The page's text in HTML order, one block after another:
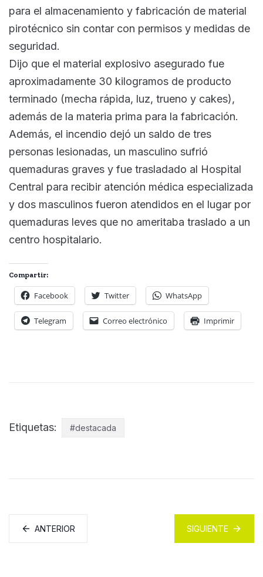
para el almacenamiento y fabricación de material
pirotécnico sin contar con permisos y medidas de
seguridad.
Dijo que el material explosivo asegurado fue
aproximadamente 30 kilogramos de producto
terminado (mecha rápida, luz, trueno y cakes),
además de la materia prima para la fabricación.
Además, el incendio dejó un saldo de tres
personas lesionadas, un masculino sufrió
quemaduras graves y fue trasladado al Hospital
Central para recibir atención médica especializada
y dos masculinos fueron atendidos en el lugar por
quemaduras leves que no ameritaba traslado a un
centro hospitalario.
Compartir:
Facebook Twitter WhatsApp
Telegram Correo electrónico Imprimir
Etiquetas: #destacada
ANTERIOR SIGUIENTE